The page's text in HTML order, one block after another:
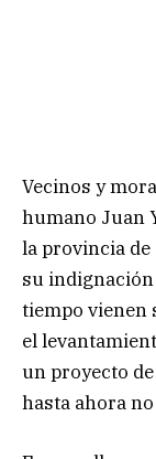
Vecinos y
humano Juan
la provincia
su indignación
tiempo vienen
el
un proyecto
hasta ahora